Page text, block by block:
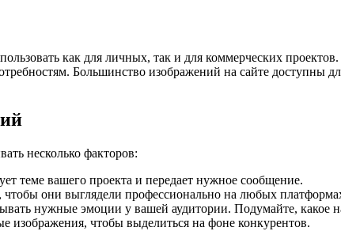
как для личных, так и для коммерческих
Большинство изображений на сайте доступны
несколько факторов:
теме вашего проекта и передает нужное сообщение.
они выглядели профессионально на любых
нужные эмоции у вашей аудитории. Подумайте, какое
изображения, чтобы выделиться на фоне конкурентов.